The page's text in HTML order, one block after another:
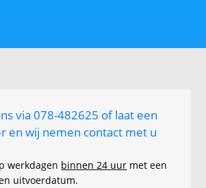
via 078-482625 of laat een
en wij nemen contact met u
werkdagen binnen 24 uur met een
uitvoerdatum.